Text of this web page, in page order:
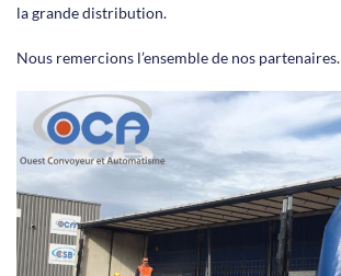
la grande distribution.
Nous remercions l’ensemble de nos partenaires.